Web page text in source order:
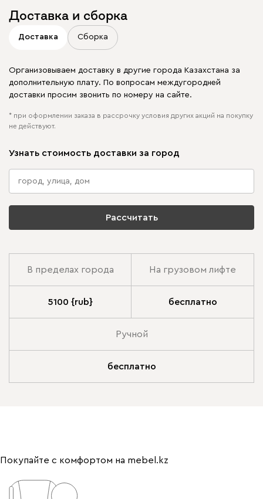
Доставка и сборка
Доставка Сборка
Организовываем доставку в другие города Казахстана за
дополнительную плату. По вопросам междугородней
доставки просим звонить по номеру на сайте.
* при оформлении заказа в рассрочку условия других акций на покупку
не действуют.
Узнать стоимость доставки за город
Рассчитать
В пределах города На грузовом лифте
5100 {rub} бесплатно
Ручной
бесплатно
Покупайте с комфортом на mebel.kz